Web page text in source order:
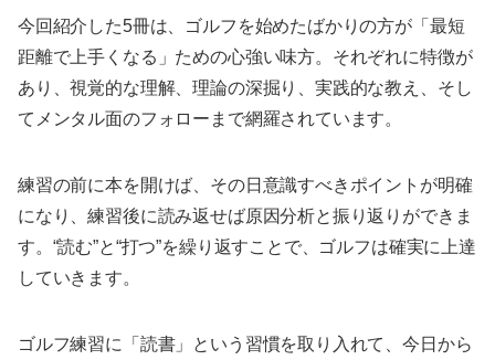
今回紹介した5冊は、ゴルフを始めたばかりの方が「最短
距離で上手くなる」ための心強い味方。それぞれに特徴が
あり、視覚的な理解、理論の深掘り、実践的な教え、そし
てメンタル面のフォローまで網羅されています。
練習の前に本を開けば、その日意識すべきポイントが明確
になり、練習後に読み返せば原因分析と振り返りができま
す。“読む”と“打つ”を繰り返すことで、ゴルフは確実に上達
していきます。
ゴルフ練習に「読書」という習慣を取り入れて、今日から